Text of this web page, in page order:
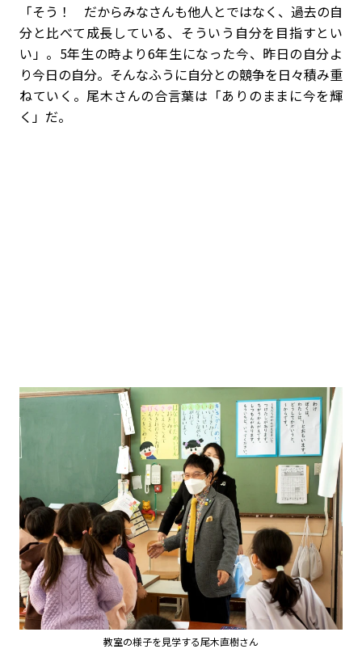
「そう！ だからみなさんも他人とではなく、過去の自
分と比べて成長している、そういう自分を目指すとい
い」。 5年生の時より6年生になった今、昨日の自分よ
り今日の自分。そんなふうに自分との競争を日々積み重
ねていく。尾木さんの合言葉は「ありのままに今を輝
く」だ。
教室の様子を見学する尾木直樹さん